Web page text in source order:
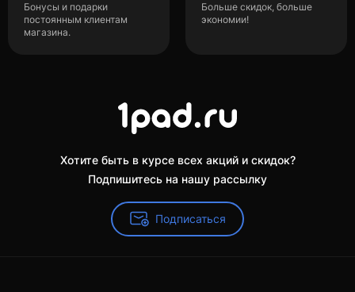
Бонусы и подарки
постоянным клиентам
магазина.
Больше скидок, больше
экономии!
Хотите быть в курсе всех акций и скидок?
Подпишитесь на нашу рассылку
Подписаться